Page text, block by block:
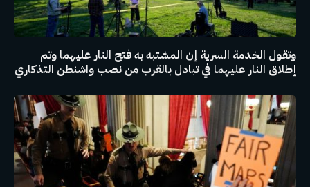
وتقول الخدمة السرية إن المشتبه به فتح النار عليهما وتم
إطلاق النار عليهما في تبادل بالقرب من نصب واشنطن التذكاري